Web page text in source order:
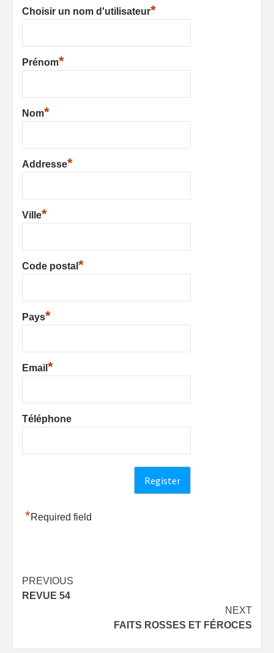
Choisir un nom d'utilisateur*
Prénom*
Nom*
Addresse*
Ville*
Code postal *
Pays*
Email *
Téléphone
*Required field
Post
navigation
PREVIOUS
REVUE 54
NEXT
FAITS ROSSES ET FÉROCES